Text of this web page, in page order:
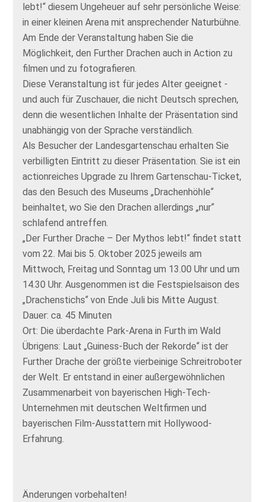
lebt!“ diesem Ungeheuer auf sehr persönliche Weise:
in einer kleinen Arena mit ansprechender Naturbühne.
Am Ende der Veranstaltung haben Sie die
Möglichkeit, den Further Drachen auch in Action zu
filmen und zu fotografieren.
Diese Veranstaltung ist für jedes Alter geeignet -
und auch für Zuschauer, die nicht Deutsch sprechen,
denn die wesentlichen Inhalte der Präsentation sind
unabhängig von der Sprache verständlich.
Als Besucher der Landesgartenschau erhalten Sie
verbilligten Eintritt zu dieser Präsentation. Sie ist ein
actionreiches Upgrade zu Ihrem Gartenschau-Ticket,
das den Besuch des Museums „Drachenhöhle“
beinhaltet, wo Sie den Drachen allerdings „nur“
schlafend antreffen.
„Der Further Drache – Der Mythos lebt!“ findet statt
vom 22. Mai bis 5. Oktober 2025 jeweils am
Mittwoch, Freitag und Sonntag um 13.00 Uhr und um
14.30 Uhr. Ausgenommen ist die Festspielsaison des
„Drachenstichs“ von Ende Juli bis Mitte August.
Dauer: ca. 45 Minuten
Ort: Die überdachte Park-Arena in Furth im Wald
Übrigens: Laut „Guiness-Buch der Rekorde“ ist der
Further Drache der größte vierbeinige Schreitroboter
der Welt. Er entstand in einer außergewöhnlichen
Zusammenarbeit von bayerischen High-Tech-
Unternehmen mit deutschen Weltfirmen und
bayerischen Film-Ausstattern mit Hollywood-
Erfahrung.
Änderungen vorbehalten!